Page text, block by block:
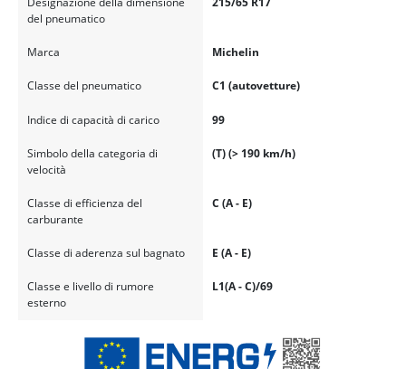
del pneumatico
Marca Michelin
Classe del pneumatico C1 (autovetture)
Indice di capacità di carico 99
Simbolo della categoria di
velocità
(T) (> 190 km/h)
Classe di efficienza del
carburante
C (A - E)
Classe di aderenza sul bagnato E (A - E)
Classe e livello di rumore
esterno
L1(A - C)/69